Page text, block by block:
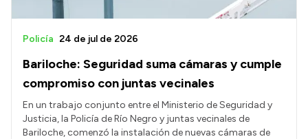
Compras y licitaciones
Consulta de expedientes
Convocatorias
Intranet
Login
Bariloche: Seguridad suma cámaras y cumple
compromiso con juntas vecinales
Policía 24 de jul de 2026
En un trabajo conjunto entre el Ministerio de Seguridad y
Justicia, la Policía de Río Negro y juntas vecinales de
Bariloche, comenzó la instalación de nuevas cámaras de